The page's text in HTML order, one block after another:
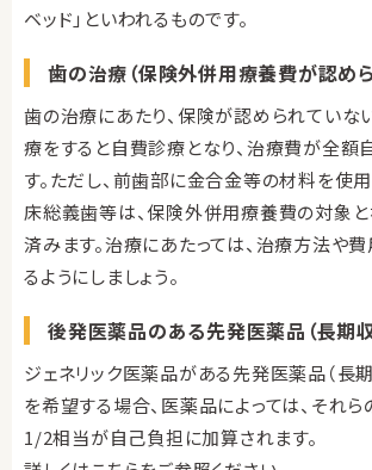
ベッド」といわれるものです。
歯の治療（保険外併用療養費が認め
歯の治療にあたり、保険が認められていな
療をすると自費診療となり、治療費が全額
す。ただし、前歯部に金合金等の材料を使
床総義歯等は、保険外併用療養費の対象と
済みます。治療にあたっては、治療方法や
るようにしましょう。
後発医薬品のある先発医薬品（長期収
ジェネリック医薬品がある先発医薬品（長
を希望する場合、医薬品によっては、それ
1/2相当が自己負担に加算されます。